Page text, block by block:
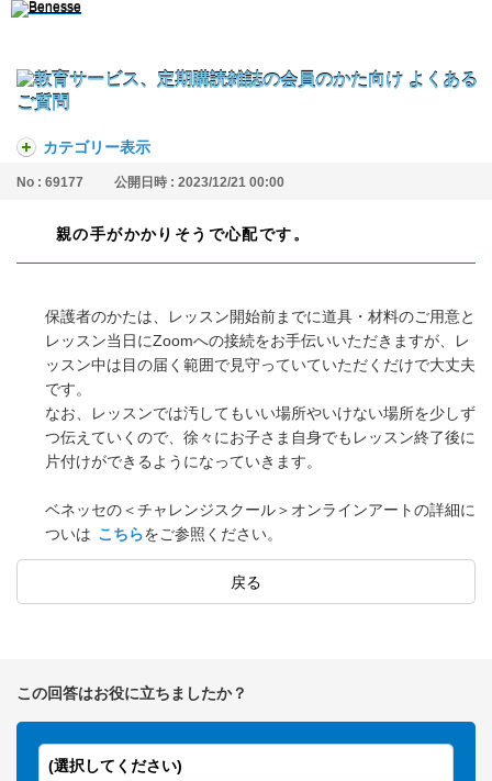
カテゴリー表示
No : 69177 公開日時 : 2023/12/21 00:00
親の手がかかりそうで心配です。
保護者のかたは、レッスン開始前までに道具・材料のご用意と
レッスン当日にZoomへの接続をお手伝いいただきますが、レ
ッスン中は目の届く範囲で見守っていていただくだけで大丈夫
です。
なお、レッスンでは汚してもいい場所やいけない場所を少しず
つ伝えていくので、徐々にお子さま自身でもレッスン終了後に
片付けができるようになっていきます。
ベネッセの＜チャレンジスクール＞オンラインアートの詳細に
ついは こちらをご参照ください。
戻る
この回答はお役に立ちましたか？
(選択してください)